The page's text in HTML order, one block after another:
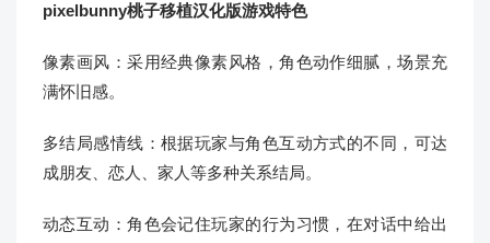
pixelbunny桃子移植汉化版游戏特色
像素画风：采用经典像素风格，角色动作细腻，场景充
满怀旧感。
多结局感情线：根据玩家与角色互动方式的不同，可达
成朋友、恋人、家人等多种关系结局。
动态互动：角色会记住玩家的行为习惯，在对话中给出